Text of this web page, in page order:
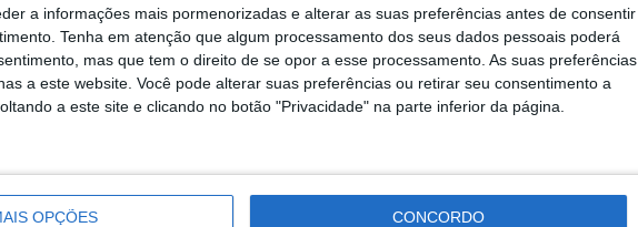
a informações mais pormenorizadas e alterar as suas preferências antes de consentir
Tenha em atenção que algum processamento dos seus dados pessoais poderá
mas que tem o direito de se opor a esse processamento. As suas preferências
a este website. Você pode alterar suas preferências ou retirar seu consentimento a
a este site e clicando no botão "Privacidade" na parte inferior da página.
OPÇÕES CONCORDO
RANKING POR COMPETIÇÕES
League One
2 (40%)